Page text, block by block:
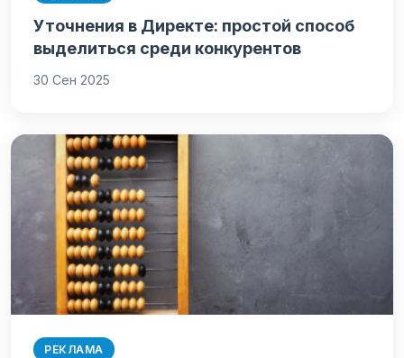
Уточнения в Директе: простой способ
выделиться среди конкурентов
30 Сен 2025
РЕКЛАМА